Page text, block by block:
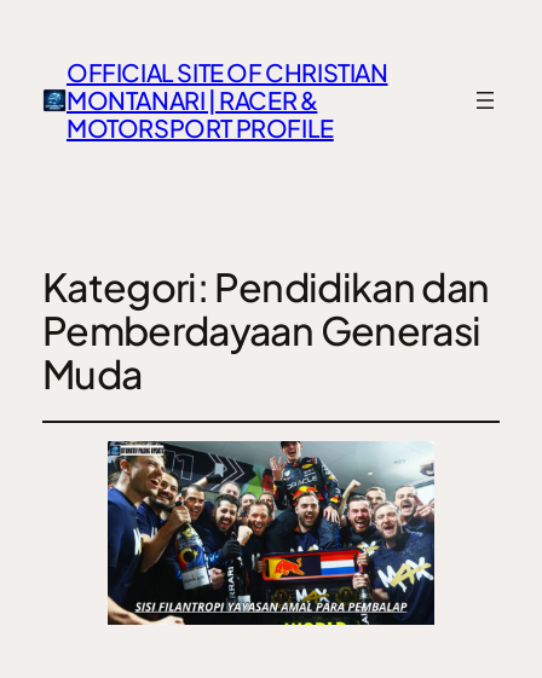
OFFICIAL SITE OF CHRISTIAN
MONTANARI | RACER &
MOTORSPORT PROFILE
Kategori: Pendidikan dan
Pemberdayaan Generasi
Muda